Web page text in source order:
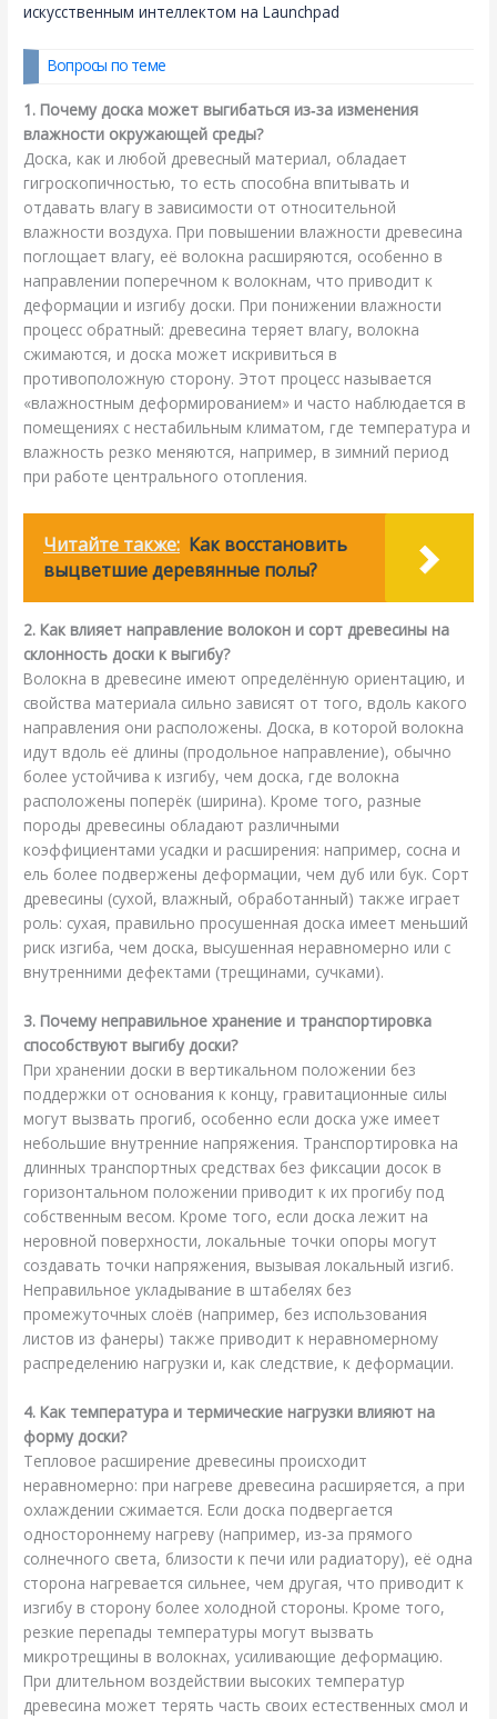
искусственным интеллектом на Launchpad
Вопросы по теме
1. Почему доска может выгибаться из‑за изменения
влажности окружающей среды?
Доска, как и любой древесный материал, обладает
гигроскопичностью, то есть способна впитывать и
отдавать влагу в зависимости от относительной
влажности воздуха. При повышении влажности древесина
поглощает влагу, её волокна расширяются, особенно в
направлении поперечном к волокнам, что приводит к
деформации и изгибу доски. При понижении влажности
процесс обратный: древесина теряет влагу, волокна
сжимаются, и доска может искривиться в
противоположную сторону. Этот процесс называется
«влажностным деформированием» и часто наблюдается в
помещениях с нестабильным климатом, где температура и
влажность резко меняются, например, в зимний период
при работе центрального отопления.
Читайте также: Как восстановить
выцветшие деревянные полы?
2. Как влияет направление волокон и сорт древесины на
склонность доски к выгибу?
Волокна в древесине имеют определённую ориентацию, и
свойства материала сильно зависят от того, вдоль какого
направления они расположены. Доска, в которой волокна
идут вдоль её длины (продольное направление), обычно
более устойчива к изгибу, чем доска, где волокна
расположены поперёк (ширина). Кроме того, разные
породы древесины обладают различными
коэффициентами усадки и расширения: например, сосна и
ель более подвержены деформации, чем дуб или бук. Сорт
древесины (сухой, влажный, обработанный) также играет
роль: сухая, правильно просушенная доска имеет меньший
риск изгиба, чем доска, высушенная неравномерно или с
внутренними дефектами (трещинами, сучками).
3. Почему неправильное хранение и транспортировка
способствуют выгибу доски?
При хранении доски в вертикальном положении без
поддержки от основания к концу, гравитационные силы
могут вызвать прогиб, особенно если доска уже имеет
небольшие внутренние напряжения. Транспортировка на
длинных транспортных средствах без фиксации досок в
горизонтальном положении приводит к их прогибу под
собственным весом. Кроме того, если доска лежит на
неровной поверхности, локальные точки опоры могут
создавать точки напряжения, вызывая локальный изгиб.
Неправильное укладывание в штабелях без
промежуточных слоёв (например, без использования
листов из фанеры) также приводит к неравномерному
распределению нагрузки и, как следствие, к деформации.
4. Как температура и термические нагрузки влияют на
форму доски?
Тепловое расширение древесины происходит
неравномерно: при нагреве древесина расширяется, а при
охлаждении сжимается. Если доска подвергается
одностороннему нагреву (например, из‑за прямого
солнечного света, близости к печи или радиатору), её одна
сторона нагревается сильнее, чем другая, что приводит к
изгибу в сторону более холодной стороны. Кроме того,
резкие перепады температуры могут вызвать
микротрещины в волокнах, усиливающие деформацию.
При длительном воздействии высоких температур
древесина может терять часть своих естественных смол и